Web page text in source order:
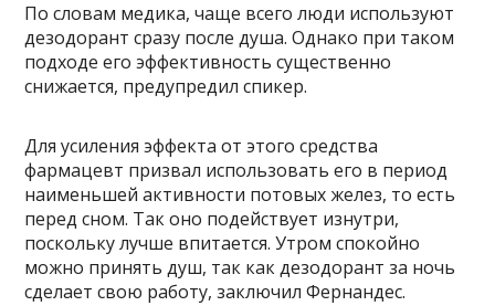
По словам медика, чаще всего люди используют
дезодорант сразу после душа. Однако при таком
подходе его эффективность существенно
снижается, предупредил спикер.
Для усиления эффекта от этого средства
фармацевт призвал использовать его в период
наименьшей активности потовых желез, то есть
перед сном. Так оно подействует изнутри,
поскольку лучше впитается. Утром спокойно
можно принять душ, так как дезодорант за ночь
сделает свою работу, заключил Фернандес.